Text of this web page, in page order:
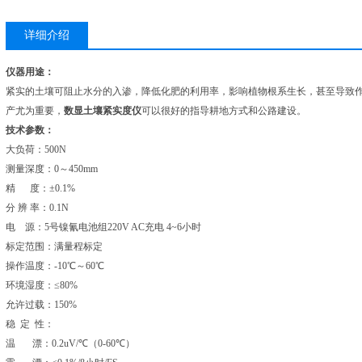
详细介绍
仪器用途：
紧实的土壤可阻止水分的入渗，降低化肥的利用率，影响植物根系生长，甚至导
产尤为重要， 数显土壤紧实度仪可以很好的指导耕地方式和公路建设。
技术参数：
大负荷：500N
测量深度：0～450mm
精 度：±0.1%
分 辨 率：0.1N
电 源：5号镍氰电池组220V AC充电 4~6小时
标定范围：满量程标定
操作温度：-10℃～60℃
环境湿度：≤80%
允许过载：150%
稳 定 性：
温 漂：0.2uV/℃（0-60℃）